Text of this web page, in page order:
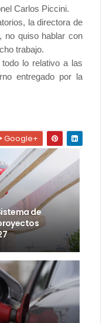
Carlos Piccini.
la directora de
no quiso hablar con
trabajo.
lo relativo a las
entregado por la
Google+
de